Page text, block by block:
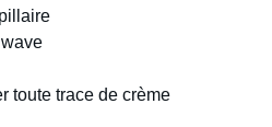
toute trace de crème